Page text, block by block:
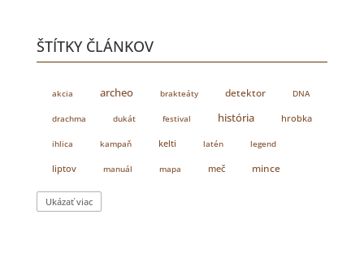
ŠTÍTKY ČLÁNKOV
akcia archeo brakteáty detektor DNA
drachma dukát festival história hrobka
ihlica kampaň kelti latén legend
liptov manuál mapa meč mince
Ukázať viac